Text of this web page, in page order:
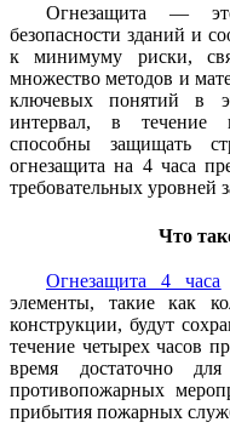
Огнезащита —
безопасности зданий и
к минимуму риски,
множество методов и
ключевых понятий в
интервал, в течение
способны защищать
огнезащита на 4 часа
требовательных уровней
Что
Огнезащита 4 часа
элементы, такие как
конструкции, будут
течение четырех часов
время достаточно
противопожарных
прибытия пожарных